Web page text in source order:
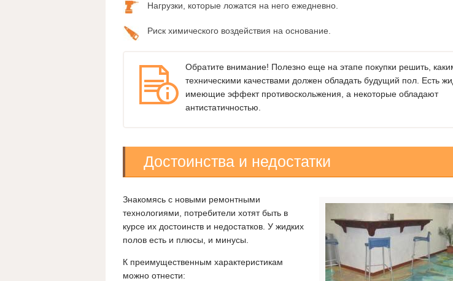
Нагрузки, которые ложатся на него ежедневно.
Риск химического воздействия на основание.
Обратите внимание! Полезно еще на этапе покупки решить,
техническими качествами должен обладать будущий пол. Есть
имеющие эффект противоскольжения, а некоторые обладают
антистатичностью.
Достоинства и недостатки
Знакомясь с новыми ремонтными
технологиями, потребители хотят быть в
курсе их достоинств и недостатков. У жидких
полов есть и плюсы, и минусы.
К преимущественным характеристикам
можно отнести: